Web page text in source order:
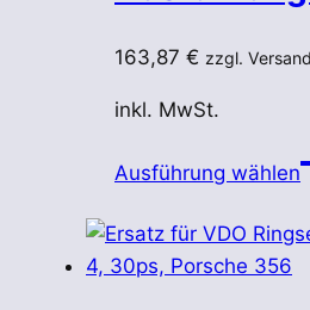
163,87 € zzgl.
inkl. MwSt.
Ausführung wählen